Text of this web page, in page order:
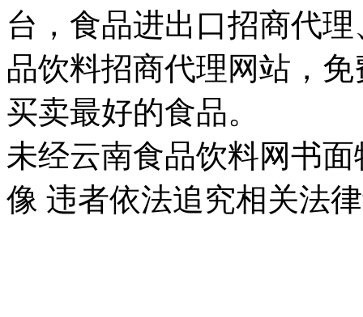
台，食品进出口招商代
品饮料招商代理网站，
买卖最好的食品。
未经云南食品饮料网书
像 违者依法追究相关法